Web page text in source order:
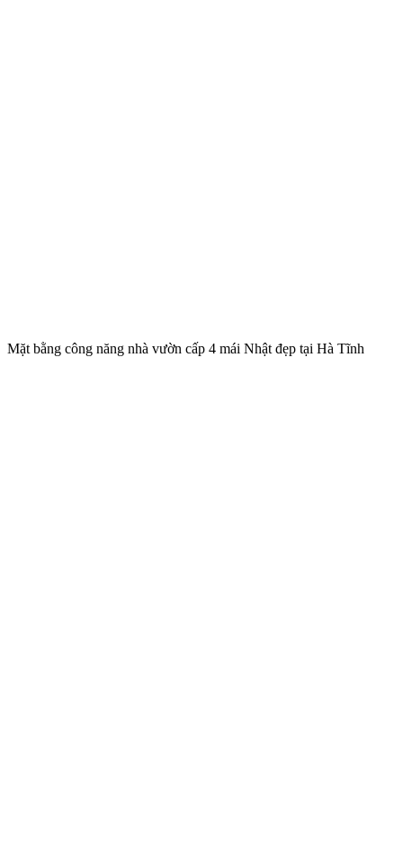
Mặt bằng công năng nhà vườn cấp 4 mái Nhật đẹp tại Hà Tĩnh